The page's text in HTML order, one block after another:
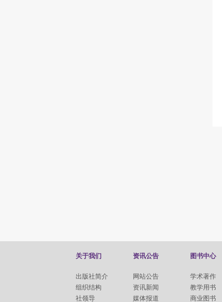
关于我们
出版社简介
组织结构
社领导
资讯公告
网站公告
资讯新闻
媒体报道
图书中心
学术著作
教学用书
商业图书